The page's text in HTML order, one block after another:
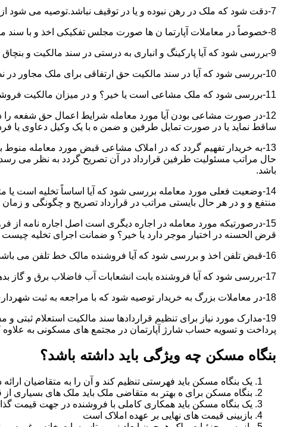
7-دقت شود که ملک در رهن نبوده و یا در توقیف نباشد.توصیه می شود از تنظیم معاملات املاکی که توقیف می باشند خودداری نموده و انجام معامله را منوط به رفع توقیف و فک رهن نمائید.
8-خصوصاً در معاملات آپارتما ن ها صورت مجلس تفکیکی اخذ و با سند مالکیت و بنچاق تطبیق گردد.
9-بررسی شود که آیا پارکینگ و انباری به درستی در سند مالکیت و بنچاق قید گردیده و با صورت مجلس تفکیکی انطباق دارد یا خیر؟
10-بررسی شود که آیا در سند مالکیت حق ارتفاقی برای ملک مجاور در نظر گرفته شده یاخیر؟
11-بررسی شود که ملک مشاعی است یا خیر؟ و در میزان مالکیت فروشنده دقت خاصی اعمال گردد.
12-در صورت مشاعی بودن آیا مورد معامله شرایط اعمال حق شفعه
ساقط نماید یا در صورت تمایل طرفین و ضمن ه با یک وکیل دعاوی یا
13-به خریدار تفهیم گردد که در املاک مشاعی قبض مورد معامله
حال مراتب مسئولیت طرفین قرارداد در آن تصریح گردد به نظر می
باشد.
14-وضعیت فعلی مورد معامله بررسی شود که آیا اساساً تخلیه است
منتفع و و در هر حال بایستی مراتب در قرارداد تصریح و چگونگی و
15-درصورتیکه مورد معامله در اجاره دیگری است اصل اجاره نامه از
قرض الحسنه در اختیار موجر دارد یا خیر؟ و ضمانت اجرای تخلیه چیست
16-قبض تلفن اخذ و بررسی شود که آیا فروشنده مالک خط تلفن می باشد یا خیر؟
17-بررسی شود که آیا فروشنده بابت انشعابات آب فاضلاب برق و گاز بدهکاری دارد یاخیر؟
18-در معاملات بزرگ به خریدار توصیه شود که با مراجعه به ثبت شهرداری و صحت ادعاهای فروشنده را بررسی کند.
19-مدارک مورد نیاز برای تنظیم قراردادها سند مالکیت استعلام
پرداخت و تسویه حساب شارژ آپارتمان در مجتمع های مسکونی به
بنگاه مسکن چه ویژگی باید داشته باشد؟
یک بنگاه مسکن باید فهرستی تنظیم کند و آن را به متقاضیان ارائه
بنگاه مسکن برای ه بهتر به متقاضی ملک باید ملک های بسیاری
یک بنگاه مسکن باید همکاری کاملی با فروشنده در جهت قیمت
بازبینی قیمت های نهایی بر عهده املاک است